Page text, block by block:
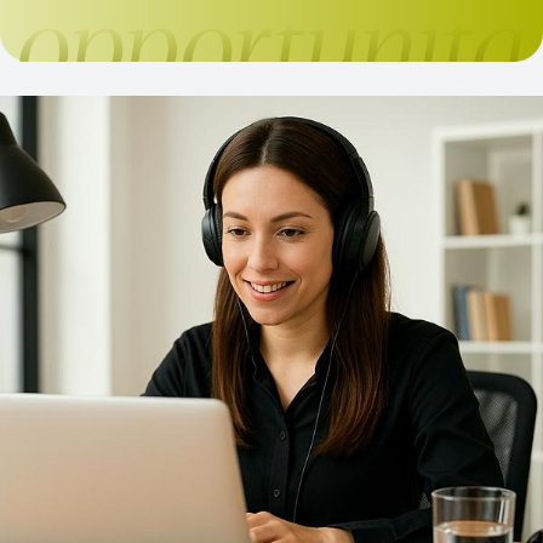
libera professione nelle sfide del futuro. Ricerca,
rappresentanza e proposta continueranno a costituire
i tre pilastri dell'azione della Fondazione, con
l'obiettivo di offrire alle istituzioni analisi fondate sui
dati e ai professionisti strumenti concreti per
affrontare l'evoluzione del settore. Il Presidente Felice
De Luca e la Vicepresidente Bruna Gozzi illustrano
obiettivi, strategie e priorità del nuovo mandato
nell'intervista pubblicata da Il Giornale
dell'Architettura. Leggi l’intervista completa